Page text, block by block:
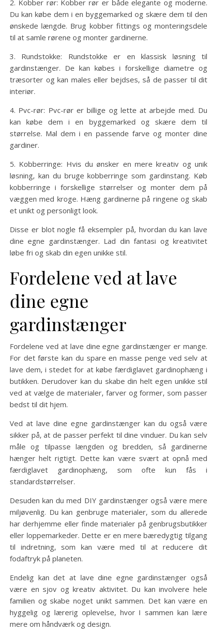
2. Kobber rør: Kobber rør er både elegante og moderne.
Du kan købe dem i en byggemarked og skære dem til den
ønskede længde. Brug kobber fittings og monteringsdele
til at samle rørene og monter gardinerne.
3. Rundstokke: Rundstokke er en klassisk løsning til
gardinstænger. De kan købes i forskellige diametre og
træsorter og kan males eller bejdses, så de passer til dit
interiør.
4. Pvc-rør: Pvc-rør er billige og lette at arbejde med. Du
kan købe dem i en byggemarked og skære dem til
størrelse. Mal dem i en passende farve og monter dine
gardiner.
5. Kobberringe: Hvis du ønsker en mere kreativ og unik
løsning, kan du bruge kobberringe som gardinstang. Køb
kobberringe i forskellige størrelser og monter dem på
væggen med kroge. Hæng gardinerne på ringene og skab
et unikt og personligt look.
Disse er blot nogle få eksempler på, hvordan du kan lave
dine egne gardinstænger. Lad din fantasi og kreativitet
løbe fri og skab din egen unikke stil.
Fordelene ved at lave
dine egne
gardinstænger
Fordelene ved at lave dine egne gardinstænger er mange.
For det første kan du spare en masse penge ved selv at
lave dem, i stedet for at købe færdiglavet gardinophæng i
butikken. Derudover kan du skabe din helt egen unikke stil
ved at vælge de materialer, farver og former, som passer
bedst til dit hjem.
Ved at lave dine egne gardinstænger kan du også være
sikker på, at de passer perfekt til dine vinduer. Du kan selv
måle og tilpasse længden og bredden, så gardinerne
hænger helt rigtigt. Dette kan være svært at opnå med
færdiglavet gardinophæng, som ofte kun fås i
standardstørrelser.
Desuden kan du med DIY gardinstænger også være mere
miljøvenlig. Du kan genbruge materialer, som du allerede
har derhjemme eller finde materialer på genbrugsbutikker
eller loppemarkeder. Dette er en mere bæredygtig tilgang
til indretning, som kan være med til at reducere dit
fodaftryk på planeten.
Endelig kan det at lave dine egne gardinstænger også
være en sjov og kreativ aktivitet. Du kan involvere hele
familien og skabe noget unikt sammen. Det kan være en
hyggelig og lærerig oplevelse, hvor I sammen kan lære
mere om håndværk og design.